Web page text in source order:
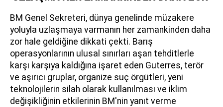
BM Genel Sekreteri, dünya genelinde müzakere
yoluyla uzlaşmaya varmanın her zamankinden daha
zor hale geldiğine dikkati çekti. Barış
operasyonlarının ulusal sınırları aşan tehditlerle
karşı karşıya kaldığına işaret eden Guterres, terör
ve aşırıcı gruplar, organize suç örgütleri, yeni
teknolojilerin silah olarak kullanılması ve iklim
değişikliğinin etkilerinin BM'nin yanıt verme